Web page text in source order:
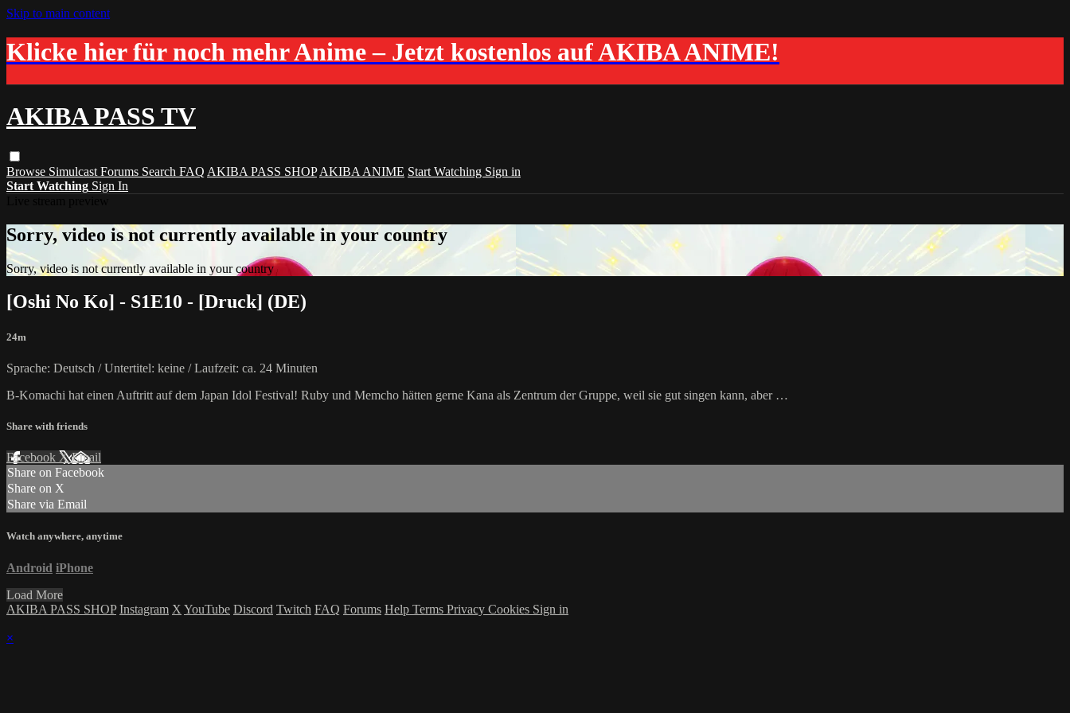
Skip to main content
Klicke hier für noch mehr Anime – Jetzt kostenlos auf AKIBA ANIME!
AKIBA PASS TV
Browse Simulcast Forums Search FAQ AKIBA PASS SHOP AKIBA ANIME Start Watching Sign in
Start Watching Sign In
Sorry, video is not currently available in your country
Sorry, video is not currently available in your country
[Oshi No Ko] - S1E10 - [Druck] (DE)
24m
Sprache: Deutsch / Untertitel: keine / Laufzeit: ca. 24 Minuten
B-Komachi hat einen Auftritt auf dem Japan Idol Festival! Ruby und Memcho hätten gerne Kana als Zentrum der Gruppe, weil sie gut singen kann, aber …
Share with friends
Facebook XEmail
Share on Facebook
Share on X
Share via Email
Watch anywhere, anytime
Android iPhone
Load More
AKIBA PASS SHOP Instagram X YouTube Discord Twitch FAQ Forums Help Terms Privacy Cookies Sign in
×